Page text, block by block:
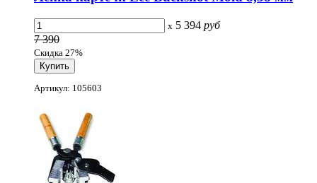
x 5 394 руб
7 390
Скидка 27%
Артикул: 105603